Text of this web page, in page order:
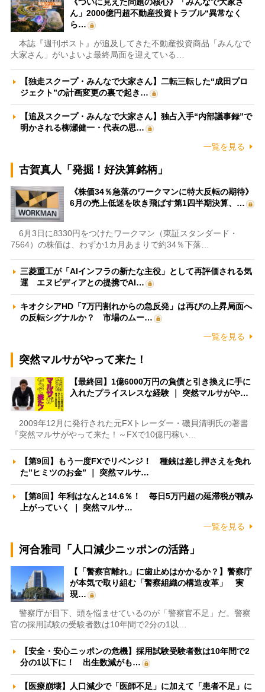
ん」2000億円超不動産投資トラブル“異常なく
ら…
本誌『週刊ポスト』が追及してきた不動産投資商品「みんなで
大家さん」がいよいよ最終局面を迎えている…
【独走スクープ・みんなで大家さん】二転三転した“成田プロ
ジェクト”の計画変更の裏で起き…
【追及スクープ・みんなで大家さん】独占入手“内部議事録”で
明かされる柳瀬健一・代表の思…
一覧を見る
古賀真人「発掘！好決算銘柄」
《株価34％急落のワークマンに特大反転の期待》
6月の売上低迷を吹き飛ばす第1四半期決算、…
6月3日に8330円をつけたワークマン（東証スタンダード・
7564）の株価は、わずか1カ月あまりで約34％下落…
三菱重工が「AIインフラの新たな主役」として再評価される気
運 エヌビディアとの提携でAI…
キオクシアHD「7万円割れからの急反発」は再びの上昇局面へ
の反転シグナルか？ 市場のムー…
一覧を見る
突然マルサがやって来た！
【最終回】1億6000万円の負債と引き換えに手に
入れたプライスレスな経験 ｜ 突然マルサがや…
2009年12月に発行された元FXトレーダー・磯貝清明氏の著書
『突然マルサがやって来た！～FXで10億円稼い…
【第9回】もう一度FXでリベンジ！ 種銭は差し押さえを免れ
た”ヒミツのお金” ｜ 突然マルサ…
【第8回】年利はなんと14.6％！ 毎日5万円超の延滞税が積み
上がっていく ｜ 突然マルサ…
一覧を見る
河合雅司「人口減少ニッポンの活路」
【「警察官離れ」に歯止めはかかるか？】警察庁
が本気で取り組む「警察組織の構造改革」 実
現…
警察庁が目下、頭を悩ませているのが「警察官不足」だ。警察
官の採用試験の受験者数は10年間で2分の1以…
【安全・安心ニッポンの危機】採用試験受験者数は10年間で2
分の1以下に！ 出生数減がも…
【医療崩壊】人口減少で「医師不足」に加えて「患者不足」に